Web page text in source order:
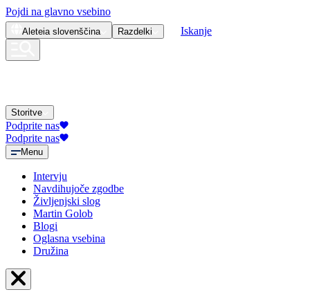
Pojdi na glavno vsebino
Aleteia slovenščina Razdelki Iskanje
Storitve
Podprite nas
Podprite nas
Menu
Intervju
Navdihujoče zgodbe
Življenjski slog
Martin Golob
Blogi
Oglasna vsebina
Družina